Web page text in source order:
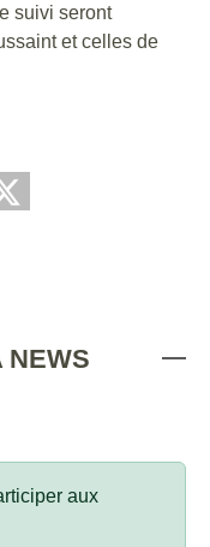
suivi seront
et celles de
NEWS
aux